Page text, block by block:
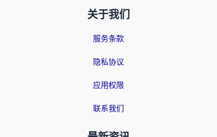
关于我们
服务条款
隐私协议
应用权限
联系我们